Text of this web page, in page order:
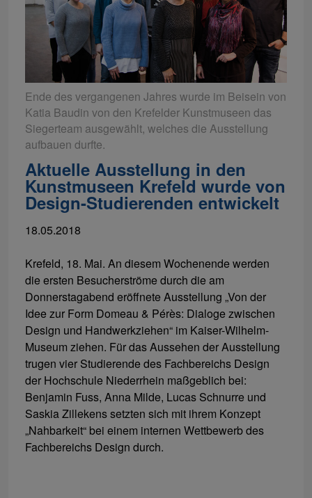
Ende des vergangenen Jahres wurde im Beisein von
Katia Baudin von den Krefelder Kunstmuseen das
Siegerteam ausgewählt, welches die Ausstellung
aufbauen durfte.
Aktuelle Ausstellung in den
Kunstmuseen Krefeld wurde von
Design-Studierenden entwickelt
18.05.2018
Krefeld, 18. Mai. An diesem Wochenende werden
die ersten Besucherströme durch die am
Donnerstagabend eröffnete Ausstellung „Von der
Idee zur Form Domeau & Pérès: Dialoge zwischen
Design und Handwerkziehen“ im Kaiser-Wilhelm-
Museum ziehen. Für das Aussehen der Ausstellung
trugen vier Studierende des Fachbereichs Design
der Hochschule Niederrhein maßgeblich bei:
Benjamin Fuss, Anna Milde, Lucas Schnurre und
Saskia Zillekens setzten sich mit ihrem Konzept
„Nahbarkeit“ bei einem internen Wettbewerb des
Fachbereichs Design durch.